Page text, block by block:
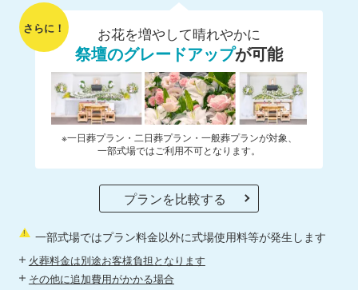
さらに！ お花を増やして晴れやかに
祭壇のグレードアップが可能
※一日葬プラン・二日葬プラン・一般葬プランが対象、
一部式場ではご利用不可となります。
プランを比較する
一部式場ではプラン料金以外に式場使用料等が発生します
火葬料金は別途お客様負担となります
その他に追加費用がかかる場合